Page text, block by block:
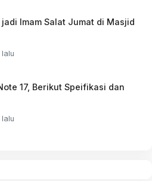
Imam Salat Jumat di Masjid
17, Berikut Speifikasi dan